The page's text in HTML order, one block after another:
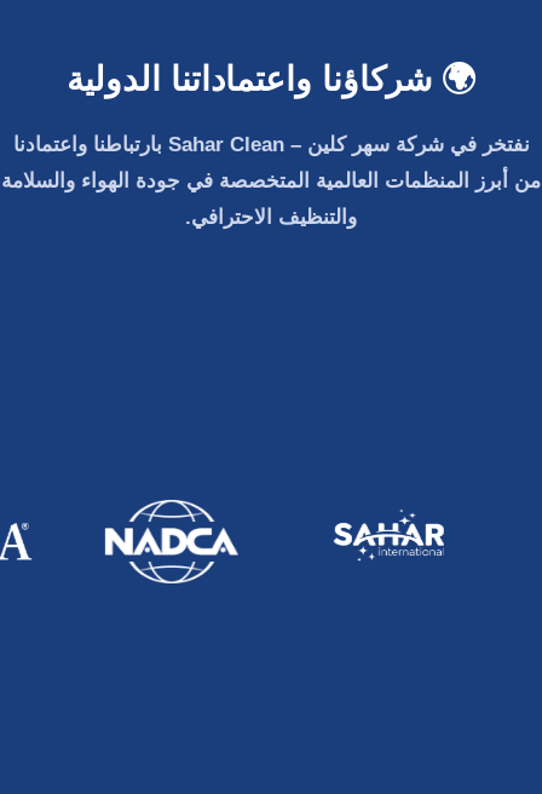
🌍 شركاؤنا واعتماداتنا الدولية
نفتخر فيشركة سهر كلين – Sahar Clean
بارتباطنا واعتمادنا
من أبرز المنظمات العالمية المتخصصة في جودة الهواء والسلامة
والتنظيف الاحترافي.